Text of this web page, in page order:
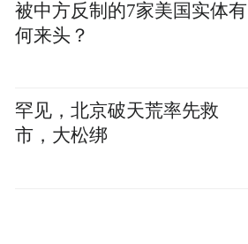
被中方反制的7家美国实体有
何来头？
罕见，北京破天荒率先救
市，大松绑